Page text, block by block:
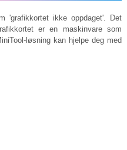
'grafikkortet ikke oppdaget'. Det
er en maskinvare som
løsning kan hjelpe deg med